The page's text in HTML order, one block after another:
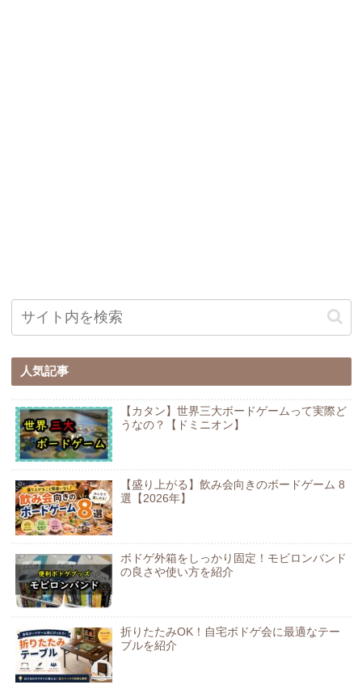
人気記事
【カタン】世界三大ボードゲームって実際ど
うなの？【ドミニオン】
【盛り上がる】飲み会向きのボードゲーム 8
選【2026年】
ボドゲ外箱をしっかり固定！モビロンバンド
の良さや使い方を紹介
折りたたみOK！自宅ボドゲ会に最適なテー
ブルを紹介